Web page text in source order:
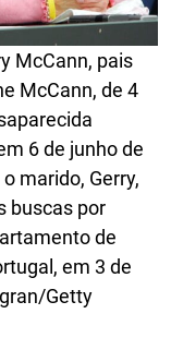
McCann, pais
McCann, de 4
6 de junho de
marido, Gerry,
buscas por
de
em 3 de
Getty